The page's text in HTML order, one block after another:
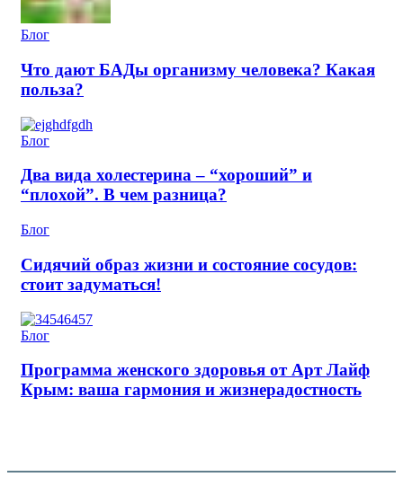
Блог
Что дают БАДы организму человека? Какая
польза?
Блог
Два вида холестерина – “хороший” и
“плохой”. В чем разница?
Блог
Сидячий образ жизни и состояние сосудов:
стоит задуматься!
Блог
Программа женского здоровья от Арт Лайф
Крым: ваша гармония и жизнерадостность